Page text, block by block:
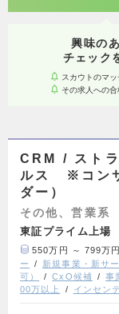
興味の
チェック
スカウトのマ
その求人への
CRM / スト
ルス ※コン
ダー）
その他、営業系
東証プライム上場
550万円 ～ 799万円
ー
新規事業・新サ
可）
CxO候補 事
00万以上
インセン